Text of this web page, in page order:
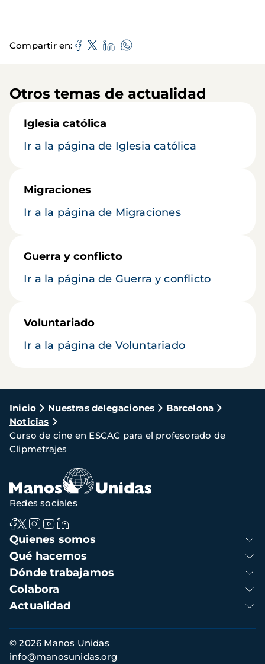
Compartir en
Otros temas de actualidad
Iglesia católica
Ir a la página de Iglesia católica
Migraciones
Ir a la página de Migraciones
Guerra y conflicto
Ir a la página de Guerra y conflicto
Voluntariado
Ir a la página de Voluntariado
Ruta
de
navegación
Inicio Nuestras delegaciones
Barcelona
Noticias
Curso de cine en ESCAC para el profesorado de
Clipmetrajes
Navegación
principal
Quienes somos
Qué hacemos
Dónde trabajamos
Colabora
Actualidad
Redes sociales
Información
de
© 2026 Manos Unidas
info@manosunidas.org